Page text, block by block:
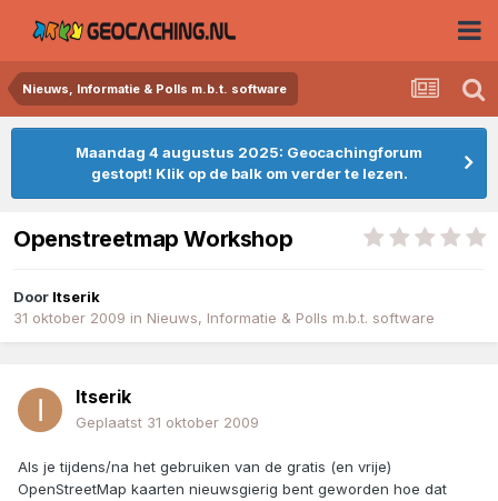
Nieuws, Informatie & Polls m.b.t. software
Maandag 4 augustus 2025: Geocachingforum
gestopt! Klik op de balk om verder te lezen.
Openstreetmap Workshop
Door Itserik
31 oktober 2009 in Nieuws, Informatie & Polls m.b.t. software
Itserik
Geplaatst 31 oktober 2009
Als je tijdens/na het gebruiken van de gratis (en vrije)
OpenStreetMap kaarten nieuwsgierig bent geworden hoe dat